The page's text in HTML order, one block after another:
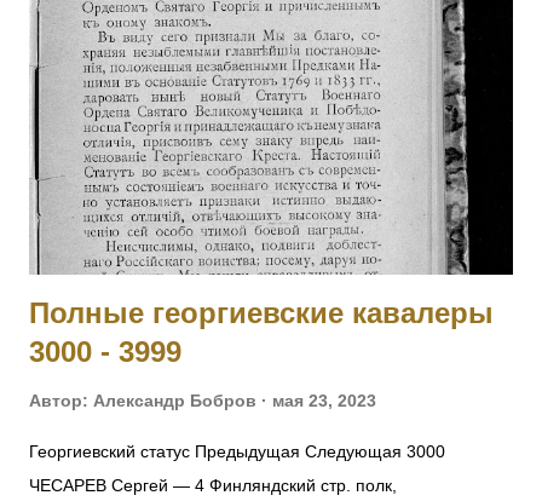
5008 КЛОПЧУК Василий — 126 пех. Рыльский полк, 16 рота,
мл. унтер-офицер. За отличие в бою 27.09.1915. 5009
МОНЧАРУК Сильвестр — 126 пех. Рыльский полк,
пулеметная команда, ст. унтер-офицер. За отличие в бою
27.09.1915. 5010 ОБЕДЗИНСКИЙ Игнатий — 126 пех.
Рыльский полк, пулеметная команда, ст. унтер-офицер. За
отличие в бою 27.09.1915. 5011 - 5012 Фамилия не
установлена. 5013 БАММАТОВ Бийглыч — 2 Дагестанский
Полные георгиевские кавалеры
3000 - 3999
Автор: Александр Бобров мая 23, 2023
Георгиевский статус Предыдущая Следующая 3000
ЧЕСАРЕВ Сергей — 4 Финляндский стр. полк,